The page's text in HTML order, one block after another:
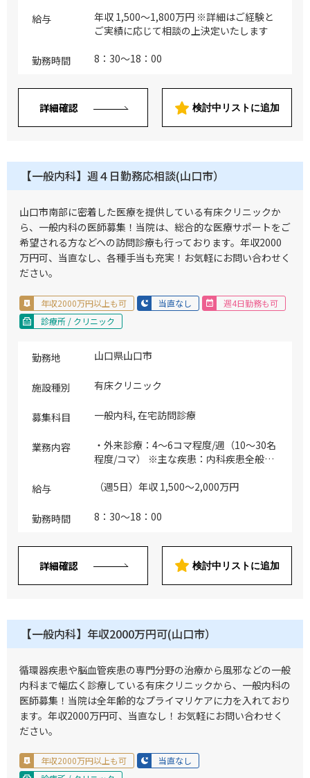
2～3日、非常勤医による発達外来を実施
しております
給与
年収 1,500～1,800万円 ※詳細はご経験と
ご実績に応じて相談の上決定いたします
勤務時間 8：30～18：00
詳細確認 検討中リストに追加
【一般内科】週４日勤務応相談(山口市）
山口市南部に密着した医療を提供している有床クリニックか
ら、一般内科の医師募集！当院は、総合的な医療サポートをご
希望される方などへの訪問診療も行っております。年収2000
万円可、当直なし、各種手当も充実！お気軽にお問い合わせく
ださい。
年収2000万円以上も可 当直なし
週4日勤務も可
診療所 / クリニック
勤務地 山口県山口市
施設種別 有床クリニック
募集科目 一般内科, 在宅訪問診療
業務内容
・外来診療：4～6コマ程度/週（10～30名
程度/コマ） ※主な疾患：内科疾患全般、
※病床稼働率は90～95％程度です ※入退
患者を対象とした、在宅復帰70％以上の
度 ※主な疾患：高齢者の内科疾患全般 ※
患者割合：居宅1割・施設9割（居宅を増
やしていく予定） ※診療地域：クリニッ
給与 （週5日）年収 1,500～2,000万円
勤務時間 8：30～18：00
詳細確認 検討中リストに追加
【一般内科】年収2000万円可(山口市）
循環器疾患や脳血管疾患の専門分野の治療から風邪などの一般
内科まで幅広く診療している有床クリニックから、一般内科の
医師募集！当院は全年齢的なプライマリケアに力を入れており
ます。年収2000万円可、当直なし！お気軽にお問い合わせく
ださい。
年収2000万円以上も可
当直なし